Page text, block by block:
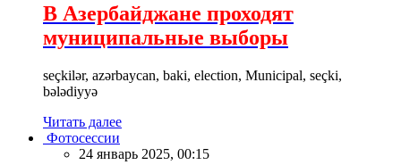
В Азербайджане проходят
муниципальные выборы
seçkilər, azərbaycan, baki, election, Municipal, seçki,
bələdiyyə
Читать далее
Фотосессии
24 январь 2025, 00:15